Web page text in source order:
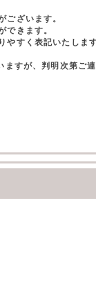
ございます。
できます。
すく表記いたします
すが、判明次第ご連